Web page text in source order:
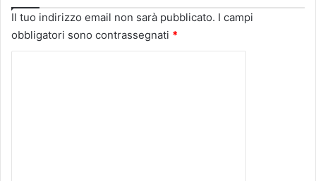
Il tuo indirizzo email non sarà pubblicato. I campi
obbligatori sono contrassegnati *